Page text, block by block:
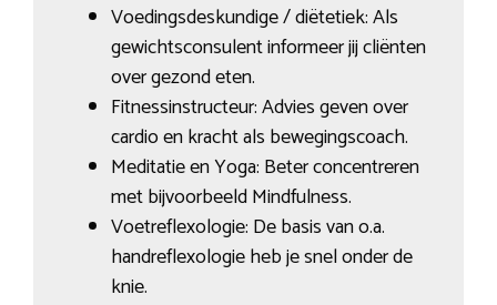
Voedingsdeskundige / diëtetiek: Als
gewichtsconsulent informeer jij cliënten
over gezond eten.
Fitnessinstructeur: Advies geven over
cardio en kracht als bewegingscoach.
Meditatie en Yoga: Beter concentreren
met bijvoorbeeld Mindfulness.
Voetreflexologie: De basis van o.a.
handreflexologie heb je snel onder de
knie.